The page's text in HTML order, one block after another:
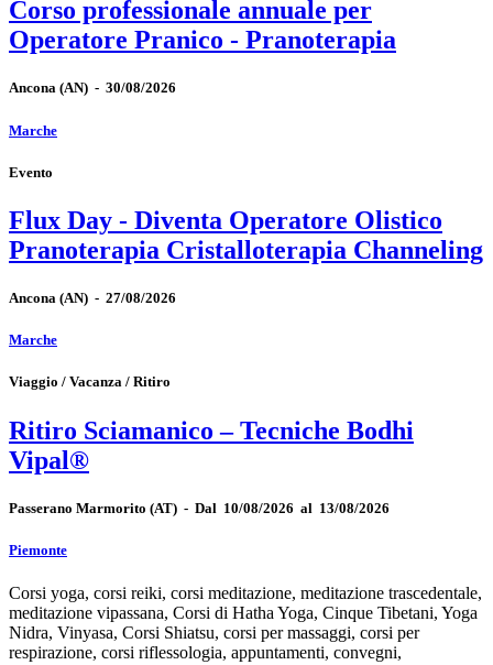
Corso professionale annuale per
Operatore Pranico - Pranoterapia
Ancona (AN) - 30/08/2026
Marche
Evento
Flux Day - Diventa Operatore Olistico
Pranoterapia Cristalloterapia Channeling
Ancona (AN) - 27/08/2026
Marche
Viaggio / Vacanza / Ritiro
Ritiro Sciamanico – Tecniche Bodhi
Vipal®
Passerano Marmorito (AT) - Dal 10/08/2026 al 13/08/2026
Piemonte
Corsi yoga, corsi reiki, corsi meditazione, meditazione trascedentale,
meditazione vipassana, Corsi di Hatha Yoga, Cinque Tibetani, Yoga
Nidra, Vinyasa, Corsi Shiatsu, corsi per massaggi, corsi per
respirazione, corsi riflessologia, appuntamenti, convegni,